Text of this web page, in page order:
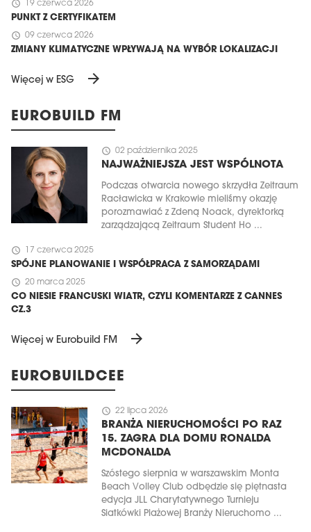
schedule 19 czerwca 2026
PUNKT Z CERTYFIKATEM
schedule 09 czerwca 2026
ZMIANY KLIMATYCZNE WPŁYWAJĄ NA WYBÓR LOKALIZACJI
Więcej w ESG arrow_forward
EUROBUILD FM
schedule 02 października 2025
NAJWAŻNIEJSZA JEST WSPÓLNOTA
Podczas otwarcia nowego skrzydła Zeitraum
Racławicka w Krakowie mieliśmy okazję
porozmawiać z Zdeną Noack, dyrektorką
zarządzającą Zeitraum Student Ho ...
schedule 17 czerwca 2025
SPÓJNE PLANOWANIE I WSPÓŁPRACA Z SAMORZĄDAMI
schedule 20 marca 2025
CO NIESIE FRANCUSKI WIATR, CZYLI KOMENTARZE Z CANNES
CZ.3
Więcej w Eurobuild FM arrow_forward
EUROBUILDCEE
schedule 22 lipca 2026
BRANŻA NIERUCHOMOŚCI PO RAZ
15. ZAGRA DLA DOMU RONALDA
MCDONALDA
Szóstego sierpnia w warszawskim Monta
Beach Volley Club odbędzie się piętnasta
edycja JLL Charytatywnego Turnieju
Siatkówki Plażowej Branży Nieruchomo ...